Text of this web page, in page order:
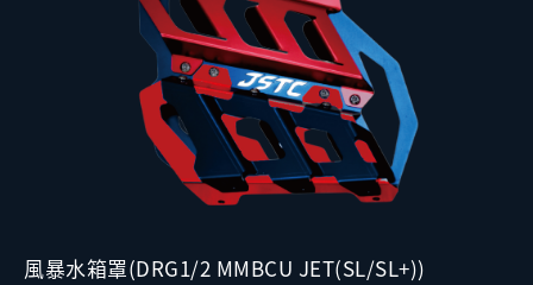
風暴水箱罩(DRG1/2 MMBCU JET(SL/SL+))